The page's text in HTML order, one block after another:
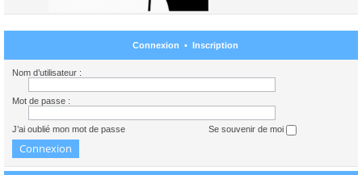
Connexion • Inscription
Nom d’utilisateur :
Mot de passe :
J’ai oublié mon mot de passe Se souvenir de moi